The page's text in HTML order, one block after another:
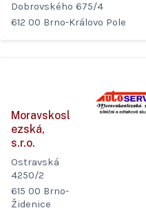
Dobrovského 675/4
612 00 Brno-Královo Pole
Moravskosl
ezská,
s.r.o.
Ostravská
4250/2
615 00 Brno-
Židenice